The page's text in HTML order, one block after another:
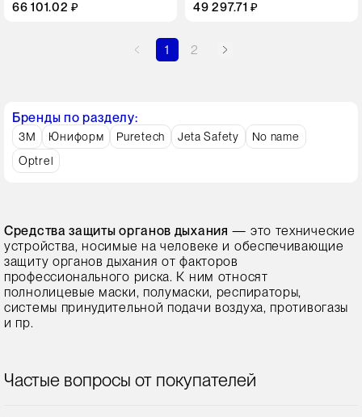
66 101.02 ₽ 49 297.71 ₽
1 2
Бренды по разделу:
3M Юниформ Puretech Jeta Safety
No name
Optrel
Средства защиты органов дыхания — это технические
устройства, носимые на человеке и обеспечивающие
защиту органов дыхания от факторов
профессионального риска. К ним относят
полнолицевые маски, полумаски, респираторы,
системы принудительной подачи воздуха, противогазы
и пр.
Частые вопросы от покупателей